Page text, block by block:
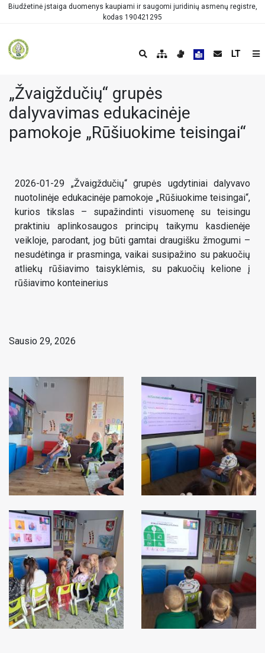
Biudžetinė įstaiga duomenys kaupiami ir saugomi juridinių asmenų registre,
kodas 190421295
LT
„Žvaigždučių“ grupės
dalyvavimas edukacinėje
pamokoje „Rūšiuokime teisingai“
2026-01-29 „Žvaigždučių“ grupės ugdytiniai dalyvavo
nuotolinėje edukacinėje pamokoje „Rūšiuokime teisingai“,
kurios tikslas – supažindinti visuomenę su teisingu
praktiniu aplinkosaugos principų taikymu kasdienėje
veikloje, parodant, jog būti gamtai draugišku žmogumi –
nesudėtinga ir prasminga, vaikai susipažino su pakuočių
atliekų rūšiavimo taisyklėmis, su pakuočių kelione į
rūšiavimo konteinerius
Sausio 29, 2026